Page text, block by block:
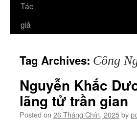
Tác
giả
Tag Archives: Công
Nguyễn Khắc
lãng tử trần gian
Posted on 26 Tháng Chín, 2025by